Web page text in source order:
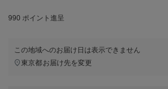
990 ポイント進呈
この地域へのお届け日は表示できません
東京都お届け先を変更